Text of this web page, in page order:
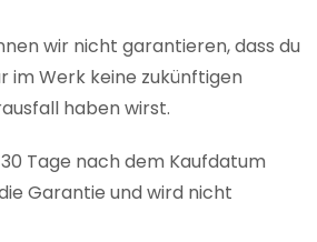
wir nicht garantieren, dass du
im Werk keine zukünftigen
haben wirst.
Tage nach dem Kaufdatum
Garantie und wird nicht